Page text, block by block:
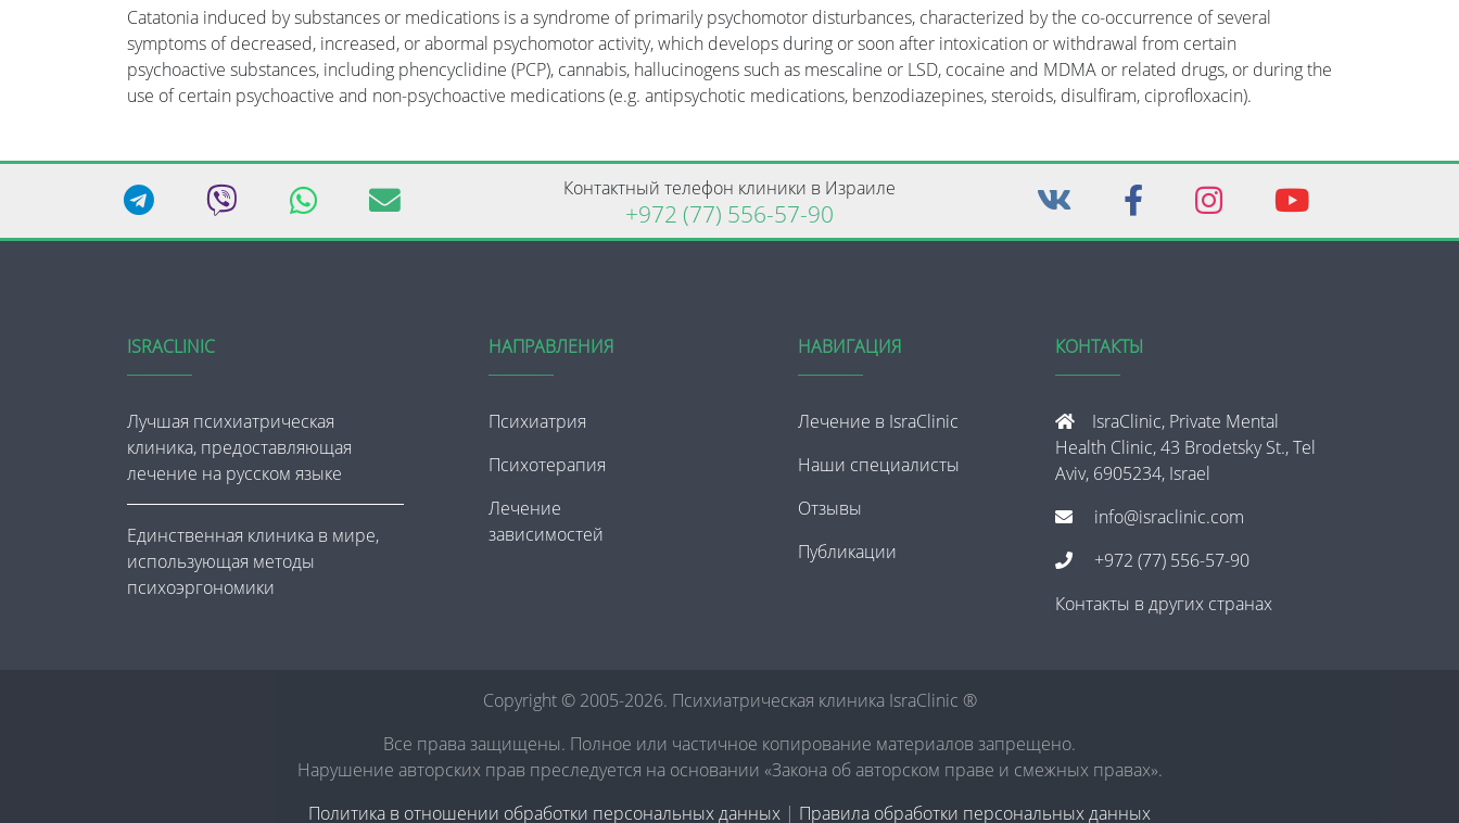
Catatonia induced by substances or medications is a syndrome of primarily psychomotor disturbances, characterized by the co-occurrence of several
symptoms of decreased, increased, or abormal psychomotor activity, which develops during or soon after intoxication or withdrawal from certain
psychoactive substances, including phencyclidine (PCP), cannabis, hallucinogens such as mescaline or LSD, cocaine and MDMA or related drugs, or during the
use of certain psychoactive and non-psychoactive medications (e.g. antipsychotic medications, benzodiazepines, steroids, disulfiram, ciprofloxacin).
Контактный телефон клиники в Израиле
+972 (77) 556-57-90
ISRACLINIC
Лучшая психиатрическая
клиника, предоставляющая
лечение на русском языке
Единственная клиника в мире,
использующая методы
психоэргономики
НАПРАВЛЕНИЯ
Психиатрия
Психотерапия
Лечение
зависимостей
НАВИГАЦИЯ
Лечение в IsraClinic
Наши специалисты
Отзывы
Публикации
КОНТАКТЫ
IsraClinic, Private Mental
Health Clinic, 43 Brodetsky St., Tel
Aviv, 6905234, Israel
info@israclinic.com
+972 (77) 556-57-90
Контакты в других странах
Copyright © 2005-2026. Психиатрическая клиника IsraClinic ®
Все права защищены. Полное или частичное копирование материалов запрещено.
Нарушение авторских прав преследуется на основании «Закона об авторском праве и смежных правах».
Политика в отношении обработки персональных данных | Правила обработки персональных данных